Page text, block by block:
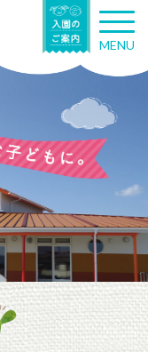
T
o
g
n
g
a
t
n
MENU